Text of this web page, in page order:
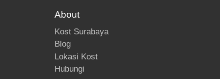
About
Kost Surabaya
Blog
Lokasi Kost
Hubungi